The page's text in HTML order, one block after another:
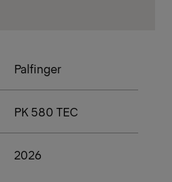
Palfinger
PK 580 TEC
2026